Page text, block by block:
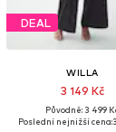
DEAL
WILLA
3 149 Kč
Původně: 3 499
Poslední nejnižší cena: